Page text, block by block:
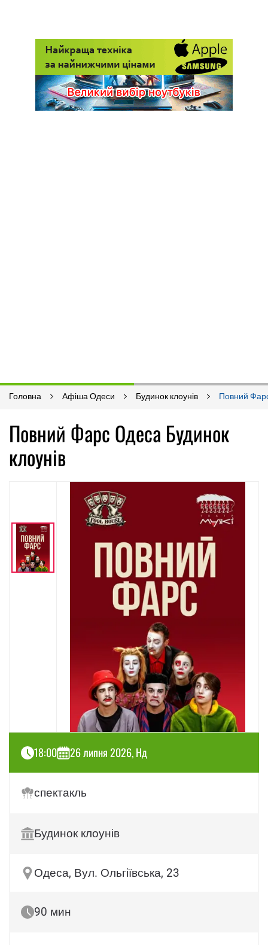
Головна Афіша Одеси Будинок клоунів Повний
Повний Фарс Одеса Будинок
клоунів
18:00 26 липня 2026, Нд
спектакль
Будинок клоунів
Одеса, Вул. Ольгіївська, 23
90 мин